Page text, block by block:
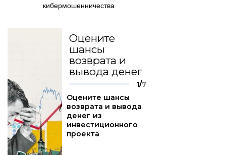
кибермошенничества
Оцените
шансы
возврата и
вывода денег
1/7
Оцените шансы
возврата и вывода
денег из
инвестиционного
проекта